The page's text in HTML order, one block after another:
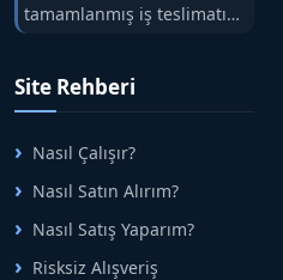
tamamlanmış iş teslimatını
tek çatıda buluşturuyoruz.
arasındaki süreci risksiz
alışveriş sistemi ile koruyan
ticaretin güvenli
adreslerinden birisidir.
Site Rehberi
Nasıl Çalışır?
Nasıl Satın Alırım?
Nasıl Satış Yaparım?
Risksiz Alışveriş